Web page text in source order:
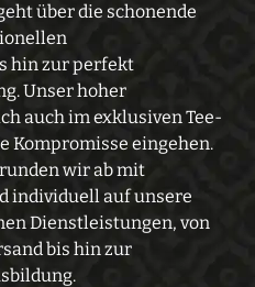
über die schonende
hin zur perfekt
Unser hoher
auch im exklusiven Tee-
Kompromisse eingehen.
wir ab mit
individuell auf unsere
Dienstleistungen, von
bis hin zur